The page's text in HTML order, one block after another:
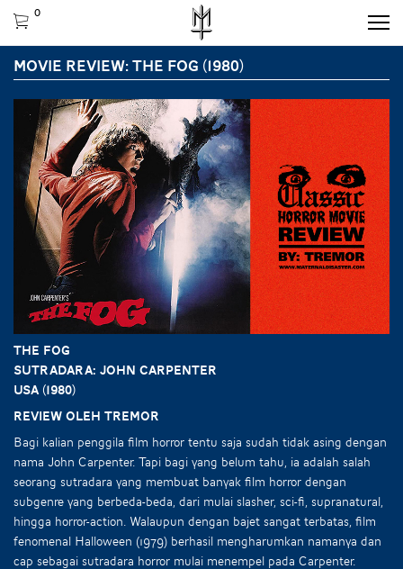
0
MOVIE REVIEW: THE FOG (1980)
THE FOG
Sutradara: John Carpenter
USA (1980)
Review oleh Tremor
Bagi kalian penggila film horror tentu saja sudah tidak asing dengan
nama John Carpenter. Tapi bagi yang belum tahu, ia adalah salah
seorang sutradara yang membuat banyak film horror dengan
subgenre yang berbeda-beda, dari mulai slasher, sci-fi, supranatural,
hingga horror-action. Walaupun dengan bajet sangat terbatas, film
fenomenal Halloween (1979) berhasil mengharumkan namanya dan
cap sebagai sutradara horror mulai menempel pada Carpenter.